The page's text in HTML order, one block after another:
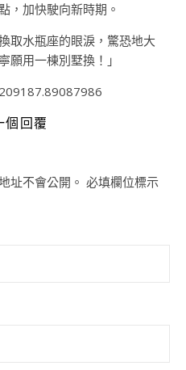
，加快駛向新時期。
取水瓶座的眼淚，驚恐地大
願用一棟別墅換！」
個回覆
址不會公開。 必填欄位標示